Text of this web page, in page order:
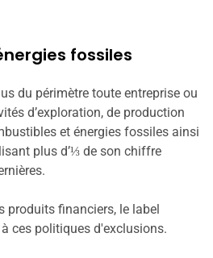
fossiles
du périmètre toute entreprise ou
d’exploration, de production
et énergies fossiles ainsi
plus d’⅓ de son chiffre
produits financiers, le label
ces politiques d'exclusions.